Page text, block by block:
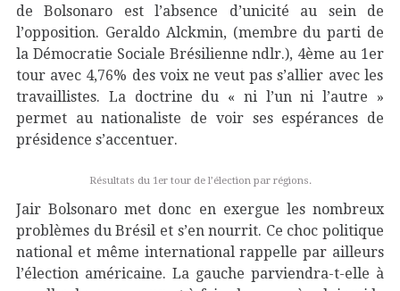
de Bolsonaro est l’absence d’unicité au sein de
l’opposition. Geraldo Alckmin, (membre du parti de
la Démocratie Sociale Brésilienne ndlr.), 4ème au 1er
tour avec 4,76% des voix ne veut pas s’allier avec les
travaillistes. La doctrine du « ni l’un ni l’autre »
permet au nationaliste de voir ses espérances de
présidence s’accentuer.
Résultats du 1ertour de l’élection par régions.
Jair Bolsonaro met donc en exergue les nombreux
problèmes du Brésil et s’en nourrit. Ce choc politique
national et même international rappelle par ailleurs
l’élection américaine. La gauche parviendra-t-elle à